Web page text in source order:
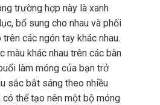
trường hợp này là xanh
bổ sung cho nhau và phối
các ngón tay khác nhau.
màu khác nhau trên các bàn
làm móng của bạn trở
sắc bắt sáng theo nhiều
có thể tạo nên một bộ móng